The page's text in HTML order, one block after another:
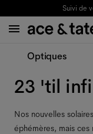
Suivi de
Optiques
23 'til
Nos nouvelles
éphémères, mais